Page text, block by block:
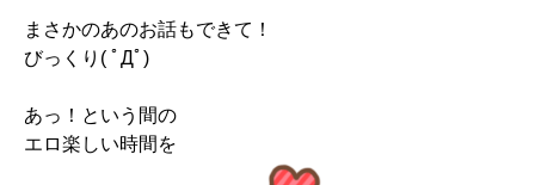
まさかのあのお話もできて！
びっくり( ﾟДﾟ)
あっ！という間の
エロ楽しい時間を